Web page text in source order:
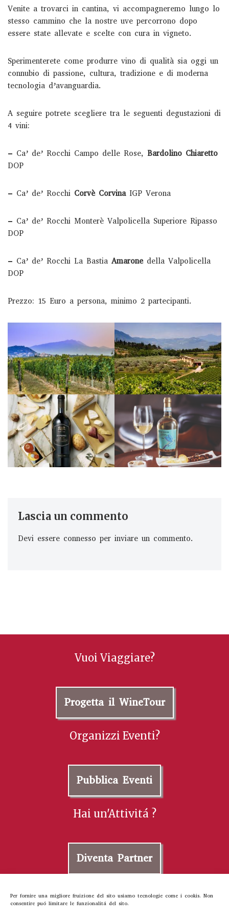
Per fornire una migliore fruizione del sito usiamo tecnologie come i cookis. Non
consentire puó limitare le funzionalitá del sito.
Venite a trovarci in cantina, vi accompagneremo lungo lo
stesso cammino che la nostre uve percorrono dopo
essere state allevate e scelte con cura in vigneto.
Sperimenterete come produrre vino di qualità sia oggi un
connubio di passione, cultura, tradizione e di moderna
tecnologia d’avanguardia.
A seguire potrete scegliere tra le seguenti degustazioni di
4 vini:
– Ca’ de’ Rocchi Campo delle Rose, Bardolino Chiaretto
DOP
– Ca’ de’ Rocchi Corvè CorvinaIGP Verona
– Ca’ de’ Rocchi Monterè Valpolicella Superiore Ripasso
DOP
– Ca’ de’ Rocchi La Bastia Amaronedella Valpolicella
DOP
Prezzo: 15 Euro a persona, minimo 2 partecipanti.
Lascia un commento
Devi essere connesso per inviare un commento.
Vuoi Viaggiare?
Progetta il WineTour
Organizzi Eventi?
Pubblica Eventi
Hai un'Attivitá ?
Diventa Partner
Contattaci